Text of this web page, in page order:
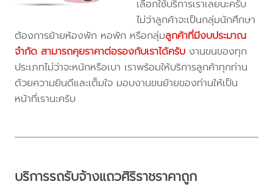
เลือกใช้บริการเราเลยนะครับ
ไม่ว่าลูกค้าจะเป็นกลุ่มนักศึกษา
ต้องการย้ายห้องพัก หอพัก หรือกลุ่มลูกค้าที่มีงบประมาณ
จำกัด สามารถคุยราคาต่อรองกับเราได้ครับ งานขนของทุก
ประเภทไม่ว่าจะหนักหรือเบา เราพร้อมให้บริการลูกค้าทุกท่าน
ด้วยความยินดีและเต็มใจ มอบงานขนย้ายของท่านให้เป็น
หน้าที่เรานะครับ
บริการรถรับจ้างแถวศิริราชราคาถูก